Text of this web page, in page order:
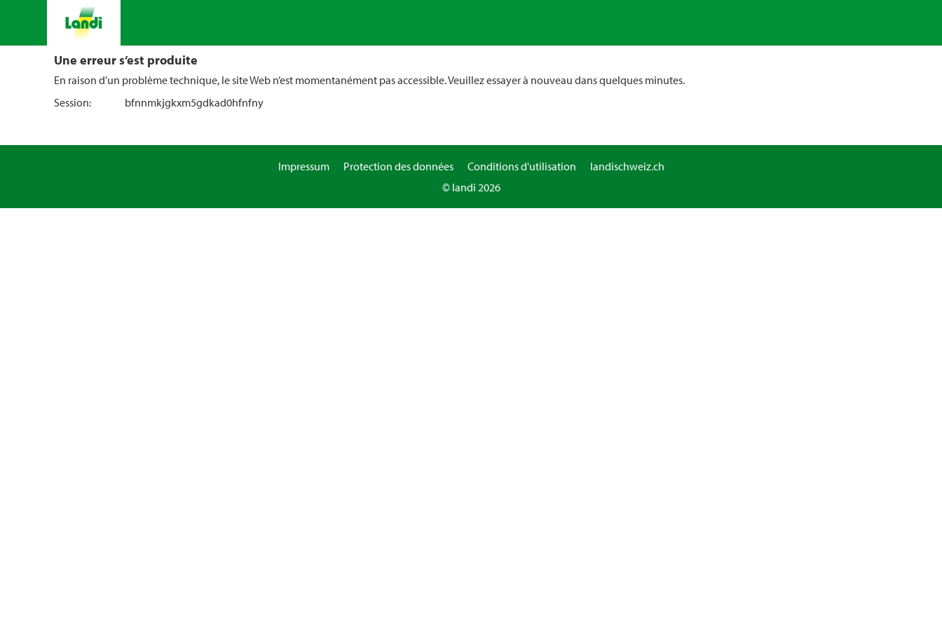
Une erreur s’est produite
En raison d’un problème technique, le site Web n’est momentanément pas accessible. Veuillez essayer à nouveau dans quelques minutes.
Session:
bfnnmkjgkxm5gdkad0hfnfny
Impressum Protection des données Conditions d'utilisation
landischweiz.ch
© landi 2026